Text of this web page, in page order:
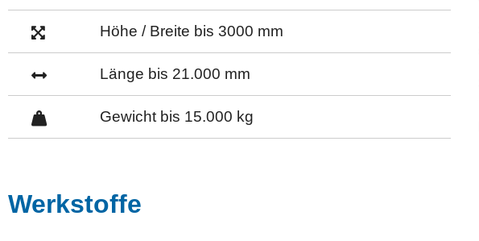
Höhe / Breite bis 3000 mm
Länge bis 21.000 mm
Gewicht bis 15.000 kg
Werkstoffe